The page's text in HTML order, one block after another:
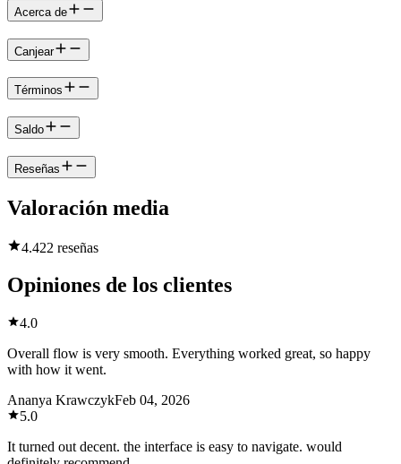
Acerca de
Canjear
Términos
Saldo
Reseñas
Valoración media
4.422 reseñas
Opiniones de los clientes
4.0
Overall flow is very smooth. Everything worked great, so happy
with how it went.
Ananya KrawczykFeb 04, 2026
5.0
It turned out decent. the interface is easy to navigate. would